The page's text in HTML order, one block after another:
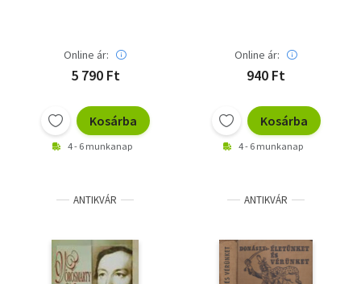
Online ár:
5 790 Ft
Kosárba
4 - 6 munkanap
Online ár:
940 Ft
Kosárba
4 - 6 munkanap
ANTIKVÁR ANTIKVÁR